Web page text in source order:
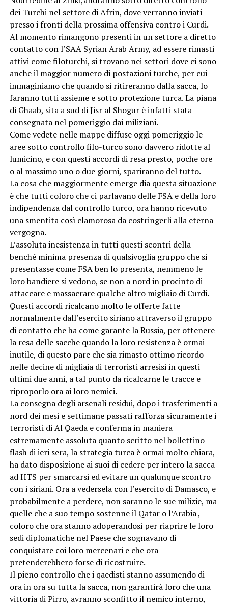
dei Turchi nel settore di Afrin, dove verranno inviati
presso i fronti della prossima offensiva contro i Curdi.
Al momento rimangono presenti in un settore a diretto
contatto con l’SAA Syrian Arab Army, ad essere rimasti
attivi come filoturchi, si trovano nei settori dove ci sono
anche il maggior numero di postazioni turche, per cui
immaginiamo che quando si ritireranno dalla sacca, lo
faranno tutti assieme e sotto protezione turca. La piana
di Ghaab, sita a sud di Jisr al Shogur è infatti stata
consegnata nel pomeriggio dai miliziani.
Come vedete nelle mappe diffuse oggi pomeriggio le
aree sotto controllo filo-turco sono davvero ridotte al
lumicino, e con questi accordi di resa presto, poche ore
o al massimo uno o due giorni, spariranno del tutto.
La cosa che maggiormente emerge dia questa situazione
è che tutti coloro che ci parlavano delle FSA e della loro
indipendenza dal controllo turco, ora hanno ricevuto
una smentita così clamorosa da costringerli alla eterna
vergogna.
L’assoluta inesistenza in tutti questi scontri della
benché minima presenza di qualsivoglia gruppo che si
presentasse come FSA ben lo presenta, nemmeno le
loro bandiere si vedono, se non a nord in procinto di
attaccare e massacrare qualche altro migliaio di Curdi.
Questi accordi ricalcano molto le offerte fatte
normalmente dall’esercito siriano attraverso il gruppo
di contatto che ha come garante la Russia, per ottenere
la resa delle sacche quando la loro resistenza è ormai
inutile, di questo pare che sia rimasto ottimo ricordo
nelle decine di migliaia di terroristi arresisi in questi
ultimi due anni, a tal punto da ricalcarne le tracce e
riproporlo ora ai loro nemici.
La consegna degli arsenali residui, dopo i trasferimenti a
nord dei mesi e settimane passati rafforza sicuramente i
terroristi di Al Qaeda e conferma in maniera
estremamente assoluta quanto scritto nel bollettino
flash di ieri sera, la strategia turca è ormai molto chiara,
ha dato disposizione ai suoi di cedere per intero la sacca
ad HTS per smarcarsi ed evitare un qualunque scontro
con i siriani. Ora a vedersela con l’esercito di Damasco, e
probabilmente a perdere, non saranno le sue milizie, ma
quelle che a suo tempo sostenne il Qatar o l’Arabia ,
coloro che ora stanno adoperandosi per riaprire le loro
sedi diplomatiche nel Paese che sognavano di
conquistare coi loro mercenari e che ora
pretenderebbero forse di ricostruire.
Il pieno controllo che i qaedisti stanno assumendo di
ora in ora su tutta la sacca, non garantirà loro che una
vittoria di Pirro, avranno sconfitto il nemico interno,